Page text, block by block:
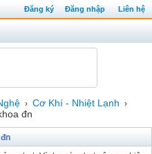
Đăng ký Đăng nhập Liên hệ
› Cơ Khí - Nhiệt Lạnh ›
đn